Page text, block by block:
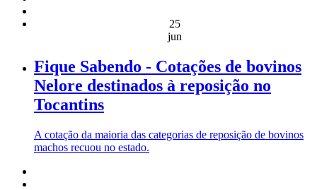
25
jun
Fique Sabendo - Cotações de bovinos
Nelore destinados à reposição no
Tocantins
A cotação da maioria das categorias de reposição de bovinos
machos recuou no estado.